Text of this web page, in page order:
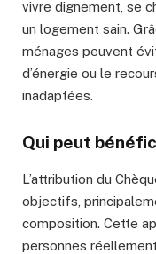
vivre dignement, se
un logement sain.
ménages peuvent
d’énergie ou le
inadaptées.
Qui peut
L’attribution du
objectifs,
composition. Cette
personnes